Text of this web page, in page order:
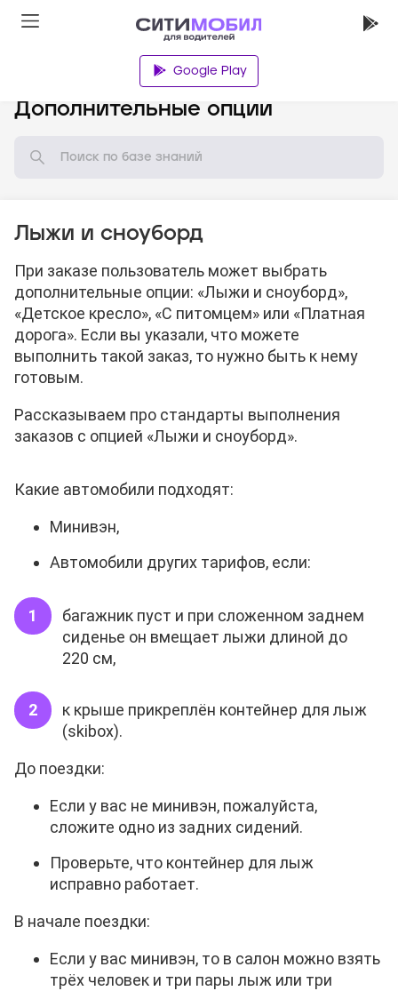
Google Play
Дополнительные опции
Лыжи и сноуборд
При заказе пользователь может выбрать
дополнительные опции: «Лыжи и сноуборд»,
«Детское кресло», «С питомцем» или «Платная
дорога». Если вы указали, что можете
выполнить такой заказ, то нужно быть к нему
готовым.
Рассказываем про стандарты выполнения
заказов с опцией «Лыжи и сноуборд».
Какие автомобили подходят:
Минивэн,
Автомобили других тарифов, если:
багажник пуст и при сложенном заднем
сиденье он вмещает лыжи длиной до
220 см,
к крыше прикреплён контейнер для лыж
(skibox).
До поездки:
Если у вас не минивэн, пожалуйста,
сложите одно из задних сидений.
Проверьте, что контейнер для лыж
исправно работает.
В начале поездки:
Если у вас минивэн, то в салон можно взять
трёх человек и три пары лыж или три